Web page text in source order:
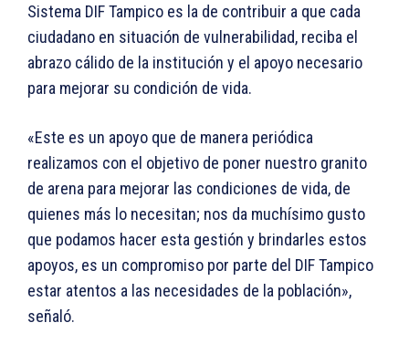
Sistema DIF Tampico es la de contribuir a que cada
ciudadano en situación de vulnerabilidad, reciba el
abrazo cálido de la institución y el apoyo necesario
para mejorar su condición de vida.
«Este es un apoyo que de manera periódica
realizamos con el objetivo de poner nuestro granito
de arena para mejorar las condiciones de vida, de
quienes más lo necesitan; nos da muchísimo gusto
que podamos hacer esta gestión y brindarles estos
apoyos, es un compromiso por parte del DIF Tampico
estar atentos a las necesidades de la población»,
señaló.